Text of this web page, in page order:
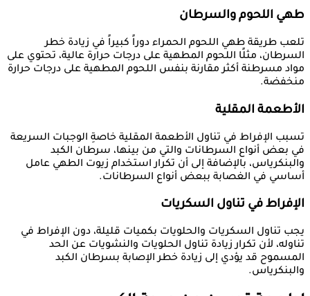
طهي اللحوم والسرطان
تلعب طريقة طهي اللحوم الحمراء دوراً كبيراً في زيادة خطر
السرطان، مثلًا اللحوم المطهية على درجات حرارة عالية، تحتوي على
مواد مسرطنة أكثر مقارنة بنفس اللحوم المطهية على درجات حرارة
منخفضة.
الأطعمة المقلية
تسبب الإفراط في تناول الأطعمة المقلية خاصةِ الوجبات السريعة
في بعض أنواع السرطانات والتي من بينها، سرطان الكبد
والبنكرياس، بالإضافة إلى أن تكرار استخدام زيوت الطهي عامل
أساسي في الغصابة ببعض أنواع السرطانات.
الإفراط في تناول السكريات
يجب تناول السكريات والحلويات بكميات قليلة، دون الإفراط في
تناوله، لأن تكرار زيادة تناول الحلويات والنشويات عن الحد
المسموح قد يؤدي إلى زيادة خطر الإصابة بسرطان الكبد
والبنكرياس.